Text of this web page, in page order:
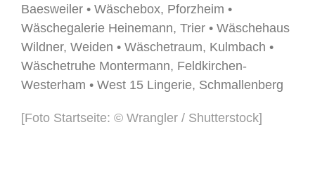
Baesweiler • Wäschebox, Pforzheim •
Wäschegalerie Heinemann, Trier • Wäschehaus
Wildner, Weiden • Wäschetraum, Kulmbach •
Wäschetruhe Montermann, Feldkirchen-
Westerham • West 15 Lingerie, Schmallenberg
[Foto Startseite: © Wrangler / Shutterstock]